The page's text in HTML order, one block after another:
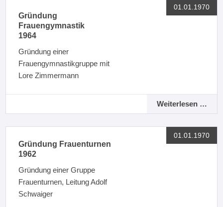
01.01.1970
Gründung
Frauengymnastik
1964
Gründung einer
Frauengymnastikgruppe mit
Lore Zimmermann
Weiterlesen …
01.01.1970
Gründung Frauenturnen
1962
Gründung einer Gruppe
Frauenturnen, Leitung Adolf
Schwaiger